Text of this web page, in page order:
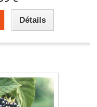
Détails